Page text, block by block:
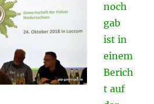
noch
gab
ist in
einem
Berich
t auf